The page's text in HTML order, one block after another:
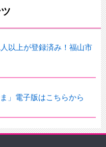
以上が登録済み！福山市
」電子版はこちらから